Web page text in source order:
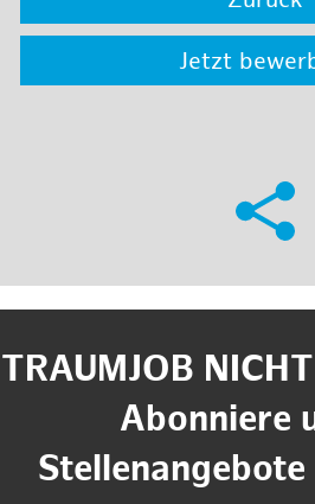
Jetzt
TRAUMJOB
Abonniere